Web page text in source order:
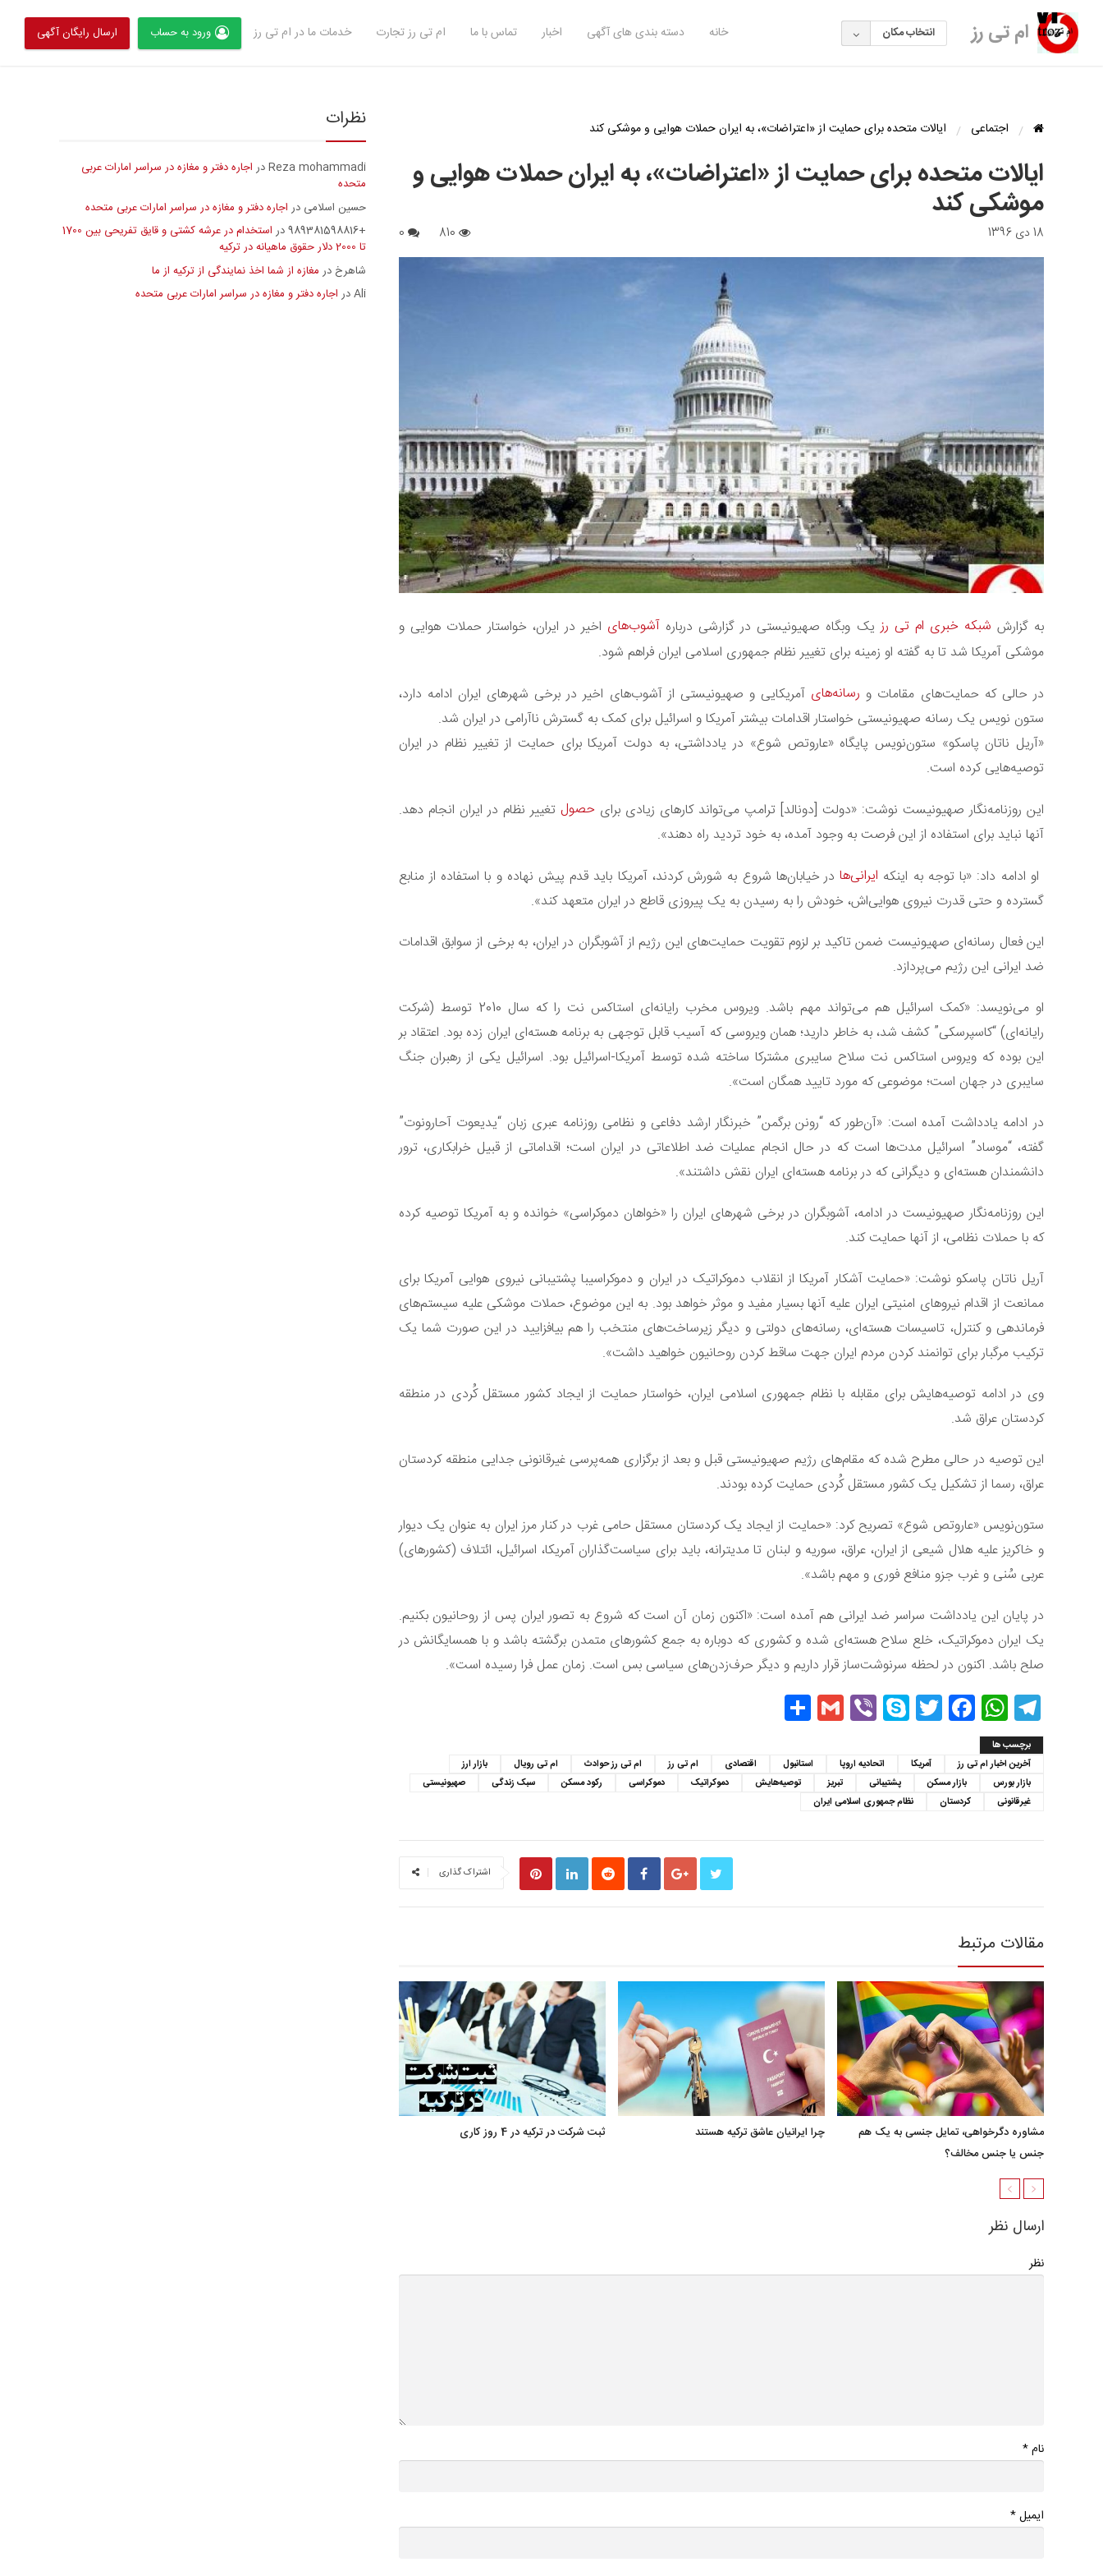
ام تی رز انتخاب مکان خانه دسته بندی های آگهی اخبار تماس با ما ام تی رز تجارت خدمات ما در ام تی رز ورود به حساب ارسال رایگان آگهی
اجتماعی ایالات متحده برای حمایت از «اعتراضات»، به ایران حملات هوایی و موشکی کند
ایالات متحده برای حمایت از «اعتراضات»، به ایران حملات هوایی و
موشکی کند
18 دی 1396
به گزارش شبکه خبری ام تی رز یک وبگاه صهیونیستی در گزارشی درباره آشوب‌های اخیر در ایران، خواستار حملات هوایی و
موشکی آمریکا شد تا به گفته او زمینه برای تغییر نظام جمهوری اسلامی ایران فراهم شود.
در حالی که حمایت‌های مقامات و رسانه‌های آمریکایی و صهیونیستی از آشوب‌های اخیر در برخی شهرهای ایران ادامه دارد،
ستون نویس یک رسانه صهیونیستی خواستار اقدامات بیشتر آمریکا و اسرائیل برای کمک به گسترش ناآرامی در ایران شد.
«آریل ناتان پاسکو» ستون‌‎نویس پایگاه «عاروتص شوع» در یادداشتی، به دولت آمریکا برای حمایت از تغییر نظام در ایران
توصیه‌هایی کرده است.
این روزنامه‌نگار صهیونیست نوشت: «دولت [دونالد] ترامپ می‌تواند کارهای زیادی برای حصولتغییر نظام در ایران انجام دهد.
آنها نباید برای استفاده از این فرصت به وجود آمده، به خود تردید راه دهند».
او ادامه داد: «با توجه به اینکه ایرانی‌ها در خیابان‌ها شروع به شورش کردند، آمریکا باید قدم پیش نهاده و با استفاده از منابع
گسترده و حتی قدرت نیروی هوایی‌اش، خودش را به رسیدن به یک پیروزی قاطع در ایران متعهد کند».
این فعال رسانه‌ای صهیونیست ضمن تاکید بر لزوم تقویت حمایت‌های این رژیم از آشوبگران در ایران، به برخی از سوابق اقدامات
ضد ایرانی این رژیم می‌پردازد.
او می‌نویسد: «کمک اسرائیل هم می‌تواند مهم باشد. ویروس مخرب رایانه‌ای استاکس نت را که سال 2010 توسط (شرکت
رایانه‌ای) “کاسپرسکی” کشف شد، به خاطر دارید؛ همان ویروسی که آسیب قابل توجهی به برنامه هسته‌ای ایران زده بود. اعتقاد بر
این بوده که ویروس استاکس نت سلاح سایبری مشترکا ساخته شده توسط آمریکا-اسرائیل بود. اسرائیل یکی از رهبران جنگ
سایبری در جهان است؛ موضوعی که مورد تایید همگان است».
در ادامه یادداشت آمده است: «آن‌طور که “رونن برگمن” خبرنگار ارشد دفاعی و نظامی روزنامه عبری زبان “یدیعوت آحارونوت”
گفته، “موساد” اسرائیل مدت‌ها است که در حال انجام عملیات ضد اطلاعاتی در ایران است؛ اقداماتی از قبیل خرابکاری، ترور
دانشمندان هسته‌ای و دیگرانی که در برنامه هسته‌ای ایران نقش داشتند».
این روزنامه‌نگار صهیونیست در ادامه، آشوبگران در برخی شهرهای ایران را «خواهان دموکراسی» خوانده و به آمریکا توصیه کرده
که با حملات نظامی، از آنها حمایت کند.
آریل ناتان پاسکو نوشت: «حمایت آشکار آمریکا از انقلاب دموکراتیک در ایران و دموکراسیبا پشتیبانی نیروی هوایی آمریکا برای
ممانعت از اقدام نیروهای امنیتی ایران علیه آنها بسیار مفید و موثر خواهد بود. به این موضوع، حملات موشکی علیه سیستم‌های
فرماندهی و کنترل، تاسیسات هسته‌ای، رسانه‌های دولتی و دیگر زیرساخت‌های منتخب را هم بیافزایید در این صورت شما یک
ترکیب مرگبار برای توانمند کردن مردم ایران جهت ساقط کردن روحانیون خواهید داشت».
وی در ادامه توصیه‌هایش برای مقابله با نظام جمهوری اسلامی ایران، خواستار حمایت از ایجاد کشور مستقل کُردی در منطقه
کردستان عراق شد.
این توصیه در حالی مطرح شده که مقام‌های رژیم صهیونیستی قبل و بعد از برگزاری همه‌پرسی غیرقانونی جدایی منطقه کردستان
عراق، رسما از تشکیل یک کشور مستقل کُردی حمایت کرده بودند.
ستون‌‎نویس «عاروتص شوع» تصریح کرد: «حمایت از ایجاد یک کردستان مستقل حامی غرب در کنار مرز ایران به عنوان یک دیوار
و خاکریز علیه هلال شیعی از ایران، عراق، سوریه و لبنان تا مدیترانه، باید برای سیاست‌گذاران آمریکا، اسرائیل، ائتلاف (کشورهای)
عربی سُنی و غرب جزو منافع فوری و مهم باشد».
در پایان این یادداشت سراسر ضد ایرانی هم آمده است: «اکنون زمان آن است که شروع به تصور ایران پس از روحانیون بکنیم.
یک ایران دموکراتیک، خلع سلاح هسته‌ای شده و کشوری که دوباره به جمع کشورهای متمدن برگشته باشد و با همسایگانش در
صلح باشد. اکنون در لحظه سرنوشت‌ساز قرار داریم و دیگر حرف‌زدن‌های سیاسی بس است. زمان عمل فرا رسیده است».
Telegram
WhatsApp
Facebook
Twitter
Skype
Viber
Gmail
برچسب ها
آخرین اخبار ام تی رز
آمریکا اتحادیه اروپا استانبول اقتصادی ام تی رز ام تی رز حوادث ام تی رویال
بازار ارز
بازار بورس
بازار مسکن پشتیبانی تبریز توصیه‌هایش دموکراتیک دموکراسی رکود مسکن سبک زندگی
صهیونیستی
غیرقانونی
کردستان نظام جمهوری اسلامی ایران
اشتراک گذاری
مقالات مرتبط
مشاوره دگرخواهی، تمایل جنسی به یک هم
جنس یا جنس مخالف؟
چرا ایرانیان عاشق ترکیه هستند ثبت شرکت در ترکیه در 4 روز کاری
ارسال نظر
نظر
نام*
ایمیل*
نظرات
Reza mohammadiدر اجاره دفتر و مغازه در سراسر امارات عربی
متحده
حسین اسلامی در اجاره دفتر و مغازه در سراسر امارات عربی متحده
+989381598816
در
استخدام در عرشه کشتی و قایق تفریحی بین 1700
تا 2000 دلار حقوق ماهیانه در ترکیه
شاهرخ در مغازه از شما اخذ نمایندگی از ترکیه از ما
Aliدر اجاره دفتر و مغازه در سراسر امارات عربی متحده